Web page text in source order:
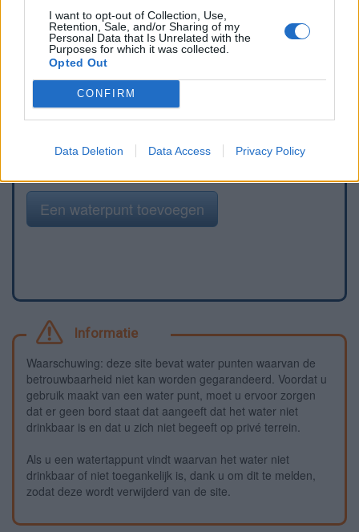
I want to opt-out of Collection, Use,
Retention, Sale, and/or Sharing of my
Personal Data that Is Unrelated with the
Purposes for which it was collected.
Opted Out
CONFIRM
Data Deletion Data Access Privacy Policy
Meld een fout
Een waterpunt toevoegen
Informatie
Waarschuwing: deze site bevat water punten waarvan de
betrouwbaarheid niet kan worden gegarandeerd. Voordat u
gebruik maakt van een water punt, moet u ervoor zorgen
dat er geen bord staat dat aangeeft dat het water niet
drinkbaar is en dat u zich niet begeeft op privé terrein.
Als u een watertappunt vindt waarvan het water niet
drinkbaar of niet toegankelijk is, dank u om dit te melden,
zodat deze wordt verwijderd van de site.